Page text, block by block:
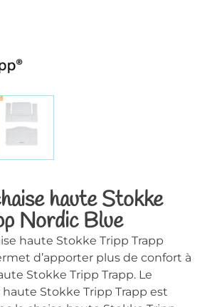
haute Stokke
Nordic Blue
haute Stokke Tripp Trapp
d’apporter plus de confort à
Stokke Tripp Trapp. Le
Stokke Tripp Trapp est